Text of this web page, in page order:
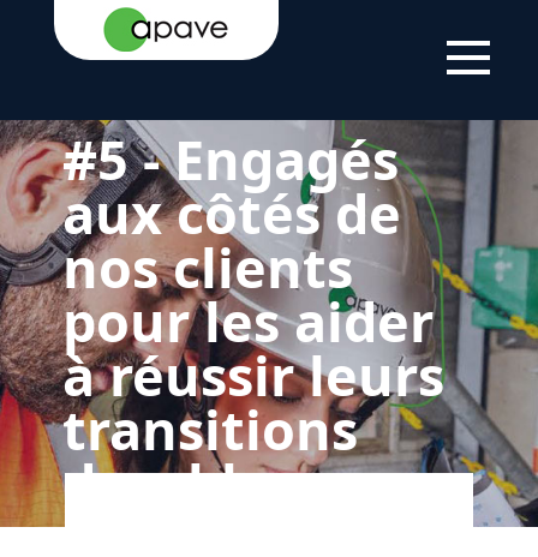
LSTI LE
GROUPE
NOS
ENGAGEMENTS
DESTINATION DE NOS
#5 - Engagés
aux côtés de
nos clients
pour les aider
à réussir leurs
transitions
durables